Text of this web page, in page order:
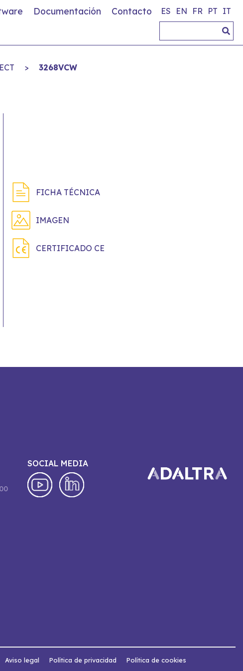
Documentación Contacto ES EN FR PT IT
> 3268VCW
FICHA TÉCNICA
IMAGEN
CERTIFICADO CE
SOCIAL MEDIA
Aviso legal Política de privacidad Política de cookies